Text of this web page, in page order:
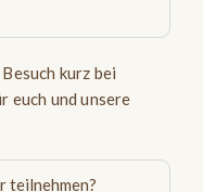
kurz bei
euch und unsere
teilnehmen?